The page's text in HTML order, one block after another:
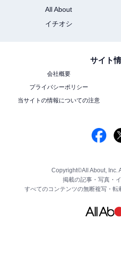
All About
イチオシ
サイト
会社概要
プライバシーポリシー
当サイトの情報についての注意
Copyright©All About, Inc.
掲載の記事・写真・
すべてのコンテンツの無断複写・転